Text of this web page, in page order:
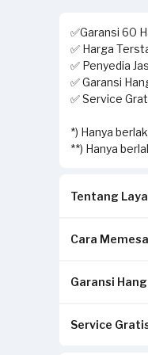
✅Garansi 60
✅ Harga
✅ Penyedia
✅ Garansi
✅ Service
*) Hanya
**) Hanya
Tentang
Solusi terbaik
Cara
Isi form
Klik Pesan
Garansi
Pastikan
Service